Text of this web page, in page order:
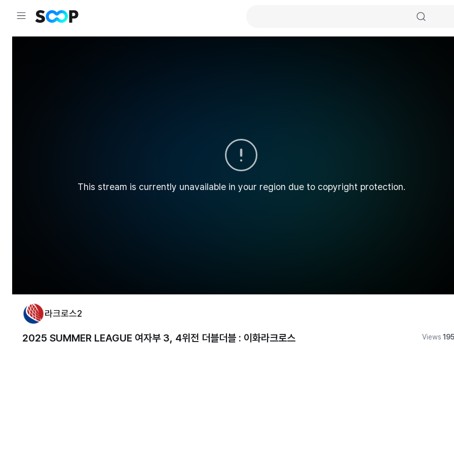
This stream is currently unavailable in your region due to copyright protection.
라크로스2
2025 SUMMER LEAGUE 여자부 3, 4위전 더블더블 : 이화라크로스 Views 195